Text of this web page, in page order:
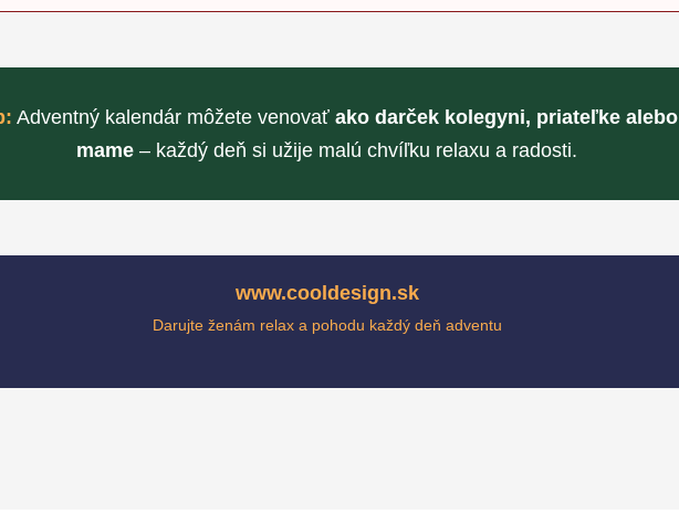
Adventný kalendár môžete venovať ako darček kolegyni, priateľke alebo
mame – každý deň si užije malú chvíľku relaxu a radosti.
www.cooldesign.sk
Darujte ženám relax a pohodu každý deň adventu